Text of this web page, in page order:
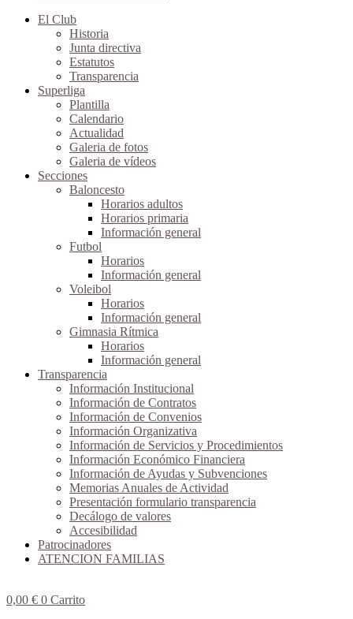
El Club
Historia
Junta directiva
Estatutos
Transparencia
Superliga
Plantilla
Calendario
Actualidad
Galeria de fotos
Galeria de vídeos
Secciones
Baloncesto
Horarios adultos
Horarios primaria
Información general
Futbol
Horarios
Información general
Voleibol
Horarios
Información general
Gimnasia Rítmica
Horarios
Información general
Transparencia
Información Institucional
Información de Contratos
Información de Convenios
Información Organizativa
Información de Servicios y Procedimientos
Información Económico Financiera
Información de Ayudas y Subvenciones
Memorias Anuales de Actividad
Presentación formulario transparencia
Decálogo de valores
Accesibilidad
Patrocinadores
ATENCION FAMILIAS
0,00 € 0 Carrito